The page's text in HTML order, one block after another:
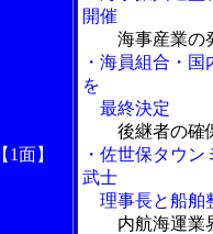
【1面】
開催
海事産業の
・海員組合・
を
最終決定
後継者の確
・佐世保タウ
武士
理事長と船舶
内航海運業